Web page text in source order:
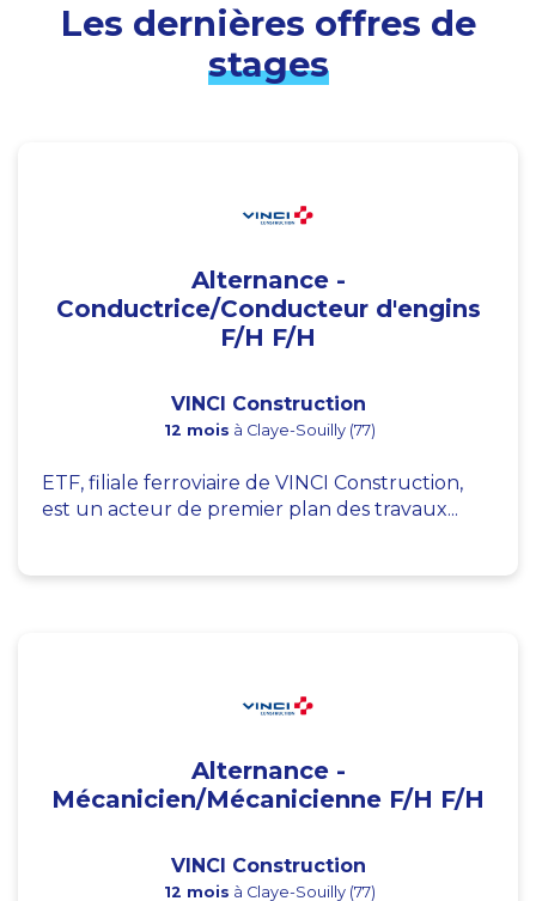
Les dernières offres de
stages
Alternance -
Conductrice/Conducteur d'engins
F/H F/H
VINCI Construction
12 mois à Claye-Souilly (77)
ETF, filiale ferroviaire de VINCI Construction,
est un acteur de premier plan des travaux...
Alternance -
Mécanicien/Mécanicienne F/H F/H
VINCI Construction
12 mois à Claye-Souilly (77)